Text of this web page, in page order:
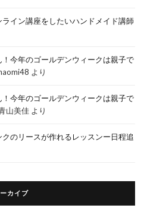
イン講座をしたいハンドメイド講師
今年のゴールデンウィークは親子で
より
今年のゴールデンウィークは親子で
山美佳 より
のリースが作れるレッスンー日程追
カイブ